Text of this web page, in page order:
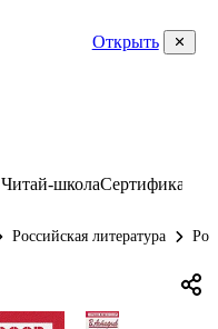
Открыть
Читай-школаСертификаты
Российская литература